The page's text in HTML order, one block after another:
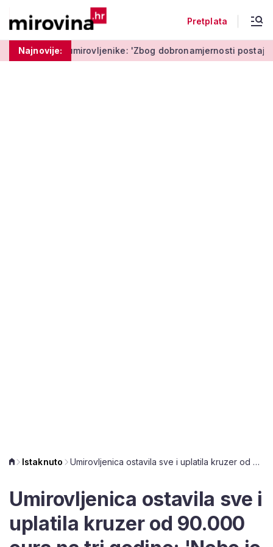
Pretplata
Najnovije:'Zbog dobronamjernosti postaju meta prijevare'
Istaknuto Umirovljenica ostavila sve i uplatila kruzer od 90.000 eura na tri godine: 'Nebo je granica'
Umirovljenica ostavila sve i
uplatila kruzer od 90.000